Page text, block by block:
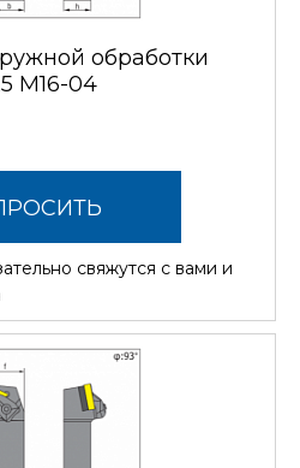
обработки
M16-04
свяжутся с вами и